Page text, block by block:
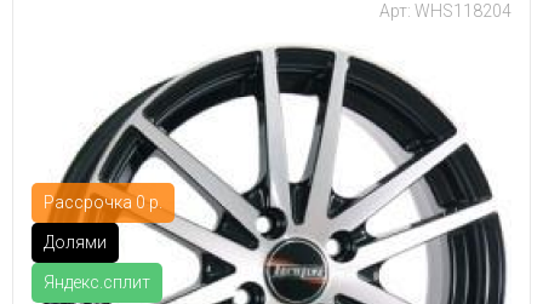
Рассрочка 0 р.
Долями
Яндекс.сплит
Арт: WHS118204